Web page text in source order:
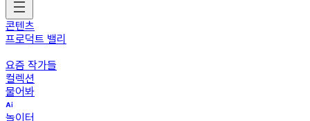
콘텐츠
프로덕트 밸리
요즘 작가들
컬렉션
물어봐
놀이터